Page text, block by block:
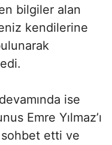
bilgiler alan
kendilerine
ise
Emre Yılmaz’ı
etti ve